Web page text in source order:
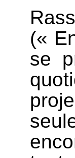
(«
se